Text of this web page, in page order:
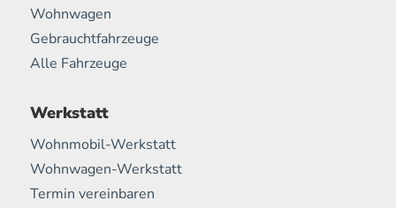
Wohnwagen
Gebrauchtfahrzeuge
Alle Fahrzeuge
Werkstatt
Wohnmobil-Werkstatt
Wohnwagen-Werkstatt
Termin vereinbaren